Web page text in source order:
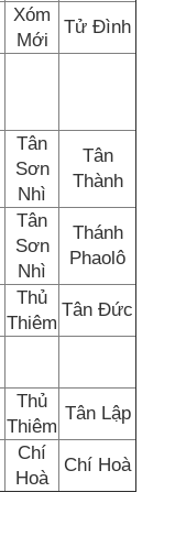
Xóm
Mới
Tử Đình
Tân
Sơn
Nhì
Tân
Thành
Tân
Sơn
Nhì
Thánh
Phaolô
Thủ
Thiêm
Tân Đức
Thủ
Thiêm
Tân Lập
Chí
Hoà
Chí Hoà